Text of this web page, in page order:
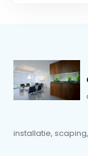
installatie,